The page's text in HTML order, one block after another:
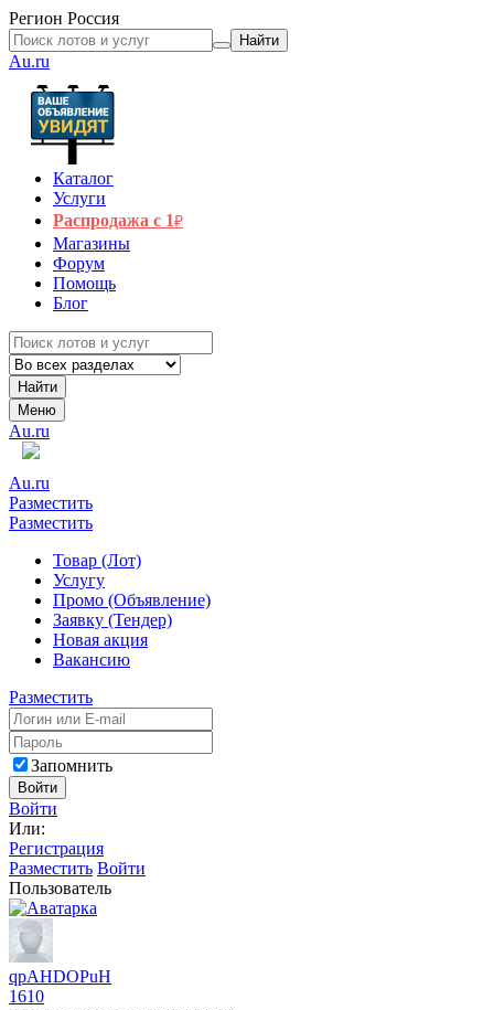
Регион Россия
Найти
Au.ru
Каталог
Услуги
Распродажа с 1₽
Магазины
Форум
Помощь
Блог
Найти
Меню
Au.ru
Au.ru
Разместить
Разместить
Товар (Лот)
Услугу
Промо (Объявление)
Заявку (Тендер)
Новая акция
Вакансию
Разместить
Запомнить
Войти
Войти
Или:
Регистрация
Разместить Войти
Пользователь
qpAHDOPuH
1610